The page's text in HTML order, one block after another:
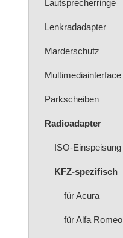
Lautsprecherringe
Lenkradadapter
Marderschutz
Multimediainterface
Parkscheiben
Radioadapter
ISO-Einspeisung
KFZ-spezifisch
für Acura
für Alfa Romeo